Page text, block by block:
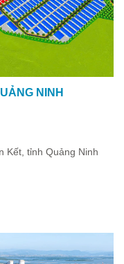
NINH
Kết, tỉnh Quảng Ninh